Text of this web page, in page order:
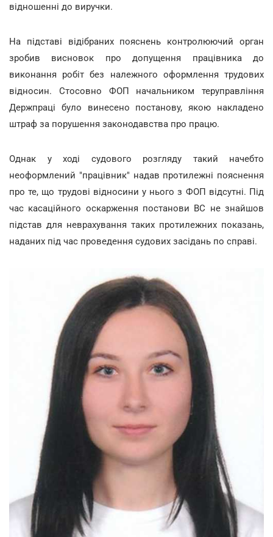
відношенні до виручки.
На підставі відібраних пояснень контролюючий орган
зробив висновок про допущення працівника до
виконання робіт без належного оформлення трудових
відносин. Стосовно ФОП начальником теруправління
Держпраці було винесено постанову, якою накладено
штраф за порушення законодавства про працю.
Однак у ході судового розгляду такий начебто
неоформлений "працівник" надав протилежні пояснення
про те, що трудові відносини у нього з ФОП відсутні. Під
час касаційного оскарження постанови ВС не знайшов
підстав для неврахування таких протилежних показань,
наданих під час проведення судових засідань по справі.